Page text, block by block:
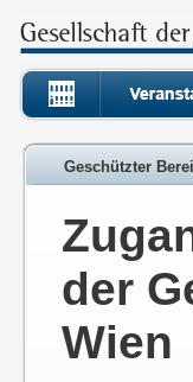
Geschützter
der
Wien